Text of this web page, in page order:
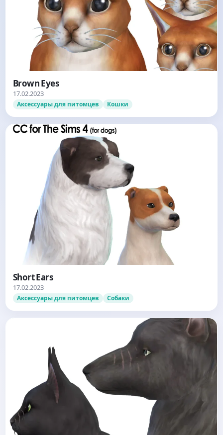
Brown Eyes
17.02.2023
Аксессуары для питомцев Кошки
Short Ears
17.02.2023
Аксессуары для питомцев Собаки